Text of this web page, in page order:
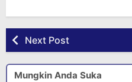
Next Post
Mungkin Anda Suka